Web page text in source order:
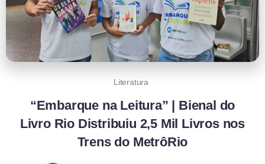
Literatura
“Embarque na Leitura” | Bienal do
Livro Rio Distribuiu 2,5 Mil Livros nos
Trens do MetrôRio